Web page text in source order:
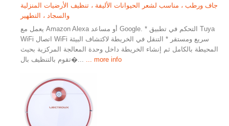
جاف ورطب ، مناسب لشعر الحيوانات الأليفة ، تنظيف الأرضيات المنزلية
والسجاد ، التطهير
يعمل مع Amazon Alexa أو مساعد Google. * التحكم في تطبيق Tuya
WiFi اتصال WiFi سريع ومستقر * التنقل في الخريطة لاكتشاف البيئة
المحيطة بالكامل ثم إنشاء الخريطة داخل وحدة المعالجة المركزية بحيث
تقوم بالتنظيف بال�...
... more info